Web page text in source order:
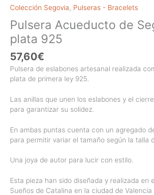
Colección Segovia Pulseras - Bracelets
Pulsera Acueducto de
plata 925
57,60€
Pulsera de eslabones artesanal realizada
plata de primera ley 925.
Las anillas que unen los eslabones y el
para garantizar su solidez.
En ambas puntas cuenta con un agregado
para permitir variar el tamaño según la talla
Una joya de autor para lucir con estilo.
Esta pieza han sido diseñada y realizada en
Sueños de Catalina en la ciudad de Valencia